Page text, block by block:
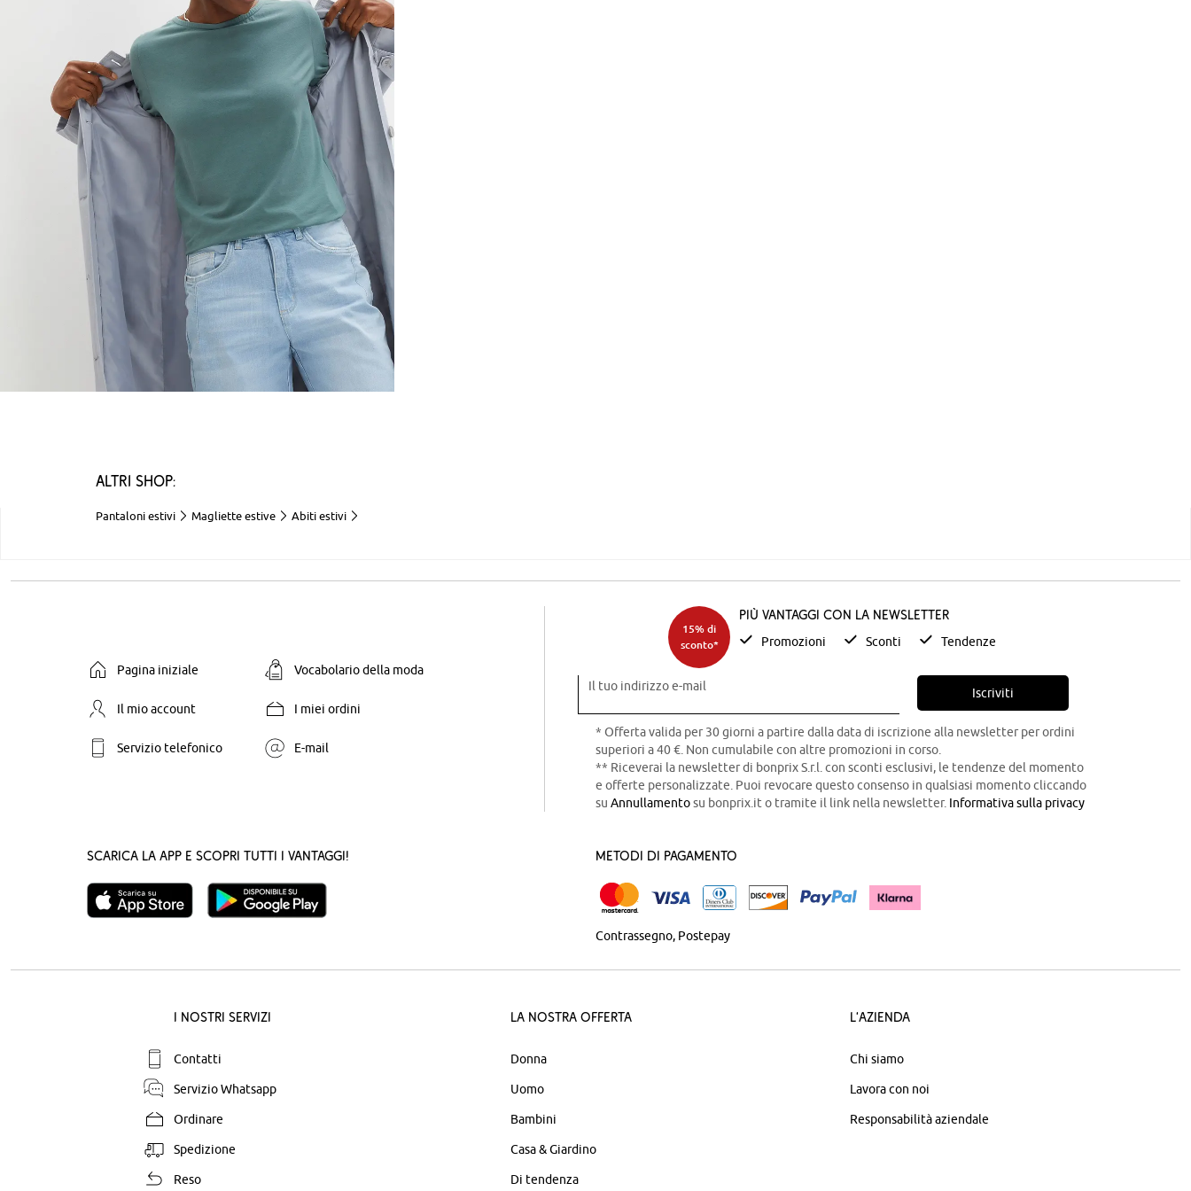
Altri shop:
Pantaloni estivi Magliette estive Abiti estivi
Pagina iniziale Vocabolario della moda
Il mio account I miei ordini
Servizio telefonico E-mail
15% di
sconto*
Più vantaggi con la newsletter
Promozioni Sconti Tendenze
Il tuo indirizzo e-mail Iscriviti
* Offerta valida per 30 giorni a partire dalla data di iscrizione alla newsletter per ordini
superiori a 40 €. Non cumulabile con altre promozioni in corso.
** Riceverai la newsletter di bonprix S.r.l. con sconti esclusivi, le tendenze del momento
e offerte personalizzate. Puoi revocare questo consenso in qualsiasi momento cliccando
su Annullamentosu bonprix.it o tramite il link nella newsletter. Informativa sulla privacy
Scarica la App e scopri tutti i vantaggi! Metodi di pagamento
Contrassegno Postepay
I nostri servizi
Contatti
Servizio Whatsapp
Ordinare
Spedizione
Reso
La nostra offerta
Donna
Uomo
Bambini
Casa & Giardino
Di tendenza
L'azienda
Chi siamo
Lavora con noi
Responsabilità aziendale